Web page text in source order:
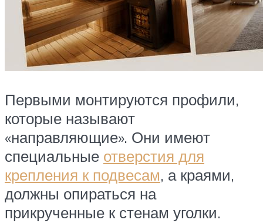
Первыми монтируются профили,
которые называют
«направляющие». Они имеют
специальные отверстия для
крепления к подвесам, а краями,
должны опираться на
прикрученные к стенам уголки.